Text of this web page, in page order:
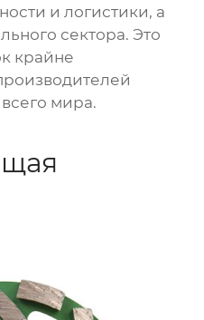
и логистики, а
сектора. Это
крайне
мира.